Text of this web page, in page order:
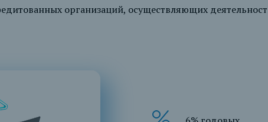
организаций, осуществляющих